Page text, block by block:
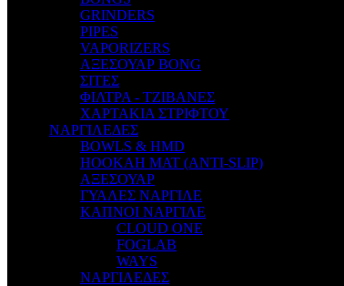
GRINDERS
PIPES
VAPORIZERS
ΑΞΕΣΟΥΑΡ BONG
ΣΙΤΕΣ
ΦΙΛΤΡΑ - ΤΖΙΒΑΝΕΣ
ΧΑΡΤΑΚΙΑ ΣΤΡΙΦΤΟΥ
ΝΑΡΓΙΛΕΔΕΣ
BOWLS & HMD
HOOKAH MAT (ANTI-SLIP)
ΑΞΕΣΟΥΑΡ
ΓΥΑΛΕΣ ΝΑΡΓΙΛΕ
ΚΑΠΝΟΙ ΝΑΡΓΙΛΕ
CLOUD ONE
FOGLAB
WAYS
ΝΑΡΓΙΛΕΔΕΣ